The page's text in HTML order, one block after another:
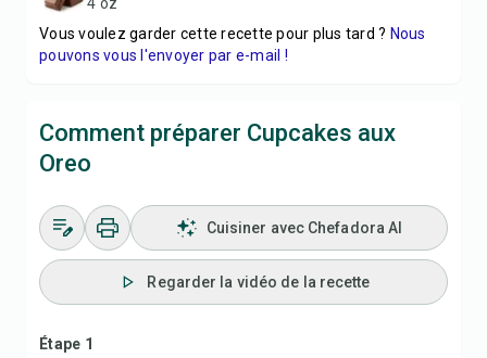
Vous voulez garder cette recette pour plus tard ? Nous
pouvons vous l'envoyer par e-mail !
Comment préparer Cupcakes aux
Oreo
Cuisiner avec Chefadora AI
Regarder la vidéo de la recette
Étape 1